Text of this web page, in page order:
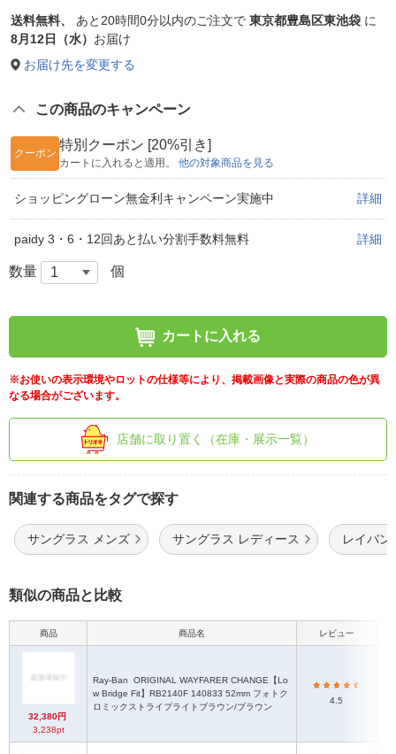
送料無料、 あと 20時間0分以内のご注文で 東京都豊島区東池袋 に
8月12日（水） お届け
お届け先を変更する
この商品のキャンペーン
クーポン
特別クーポン [20%引き]
カートに入れると適用。 他の対象商品を見る
ショッピングローン無金利キャンペーン実施中 詳細
paidy 3・6・12回あと払い分割手数料無料 詳細
数量 個
カートに入れる
※お使いの表示環境やロットの仕様等により、掲載画像と実際の商品の色が異
なる場合がございます。
店舗に取り置く（在庫・展示一覧）
関連する商品をタグで探す
サングラス メンズ サングラス レディース レイバン
類似の商品と比較
商品 商品名 レビュー
32,380円
3,238pt
Ray-Ban
w Bridge Fit】RB2140F 140833 52mm フォトク
ロミックストライプライトブラウン/ブラウン
4.5